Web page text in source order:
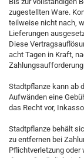
zugestellten Ware.
teilweise nicht nach,
Lieferungen
Diese
acht Tagen in Kraft,
Stadtpflanze kann ab
Aufwänden eine
das Recht vor,
Stadtpflanze behält
zu entfernen bei
Pflichtverletzung oder